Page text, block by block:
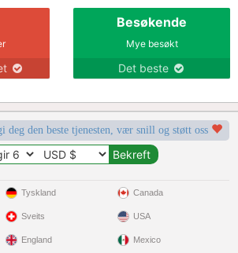
Besøkende
Mye besøkt
Det beste
deg den beste tjenesten, vær snill og støtt oss
Tyskland
Sveits
England
Canada
USA
Mexico